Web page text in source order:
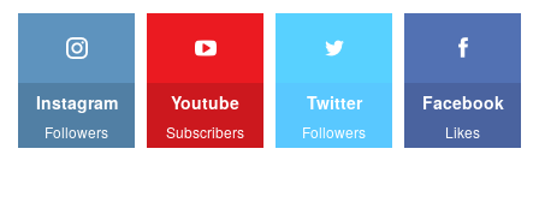
Facebook
Likes
Twitter
Followers
Youtube
Subscribers
Instagram
Followers